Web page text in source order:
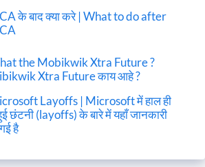
के बाद क्या करे | What to do after
the Mobikwik Xtra Future ?
Xtra Future काय आहे ?
Layoffs | Microsoft में हाल ही
छंटनी (layoffs) के बारे में यहाँ जानकारी
है